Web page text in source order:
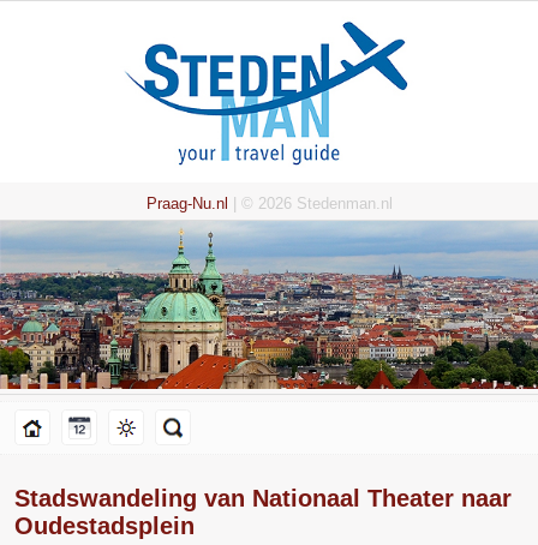
Praag-Nu.nl | © 2026 Stedenman.nl
Stadswandeling van Nationaal Theater naar
Oudestadsplein